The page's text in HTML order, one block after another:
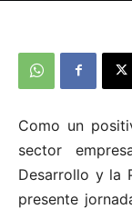
Como un
sector
Desarrollo y la
presente